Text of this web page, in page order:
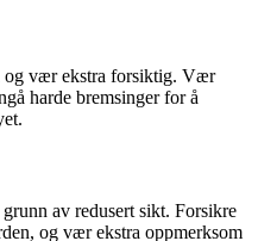
og vær ekstra forsiktig. Vær
harde bremsinger for å
av redusert sikt. Forsikre
og vær ekstra oppmerksom